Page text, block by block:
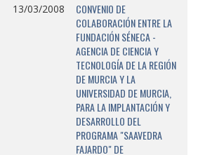
13/03/2008
CONVENIO DE
COLABORACIÓN ENTRE LA
FUNDACIÓN SÉNECA -
AGENCIA DE CIENCIA Y
TECNOLOGÍA DE LA REGIÓN
DE MURCIA Y LA
UNIVERSIDAD DE MURCIA,
PARA LA IMPLANTACIÓN Y
DESARROLLO DEL
PROGRAMA "SAAVEDRA
FAJARDO" DE